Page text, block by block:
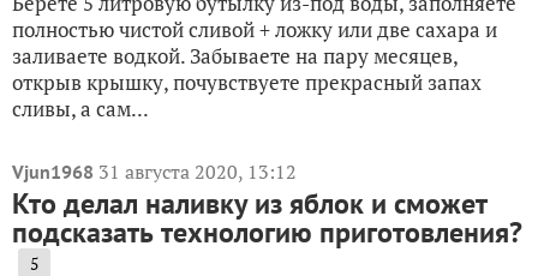
полностью чистой сливой + ложку или две сахара и
заливаете водкой. Забываете на пару месяцев,
открыв крышку, почувствуете прекрасный запах
сливы, а сам...
Vjun1968 31 августа 2020, 13:12
Кто делал наливку из яблок и сможет
подсказать технологию приготовления?
5